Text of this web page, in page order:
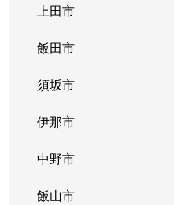
上田市
飯田市
須坂市
伊那市
中野市
飯山市